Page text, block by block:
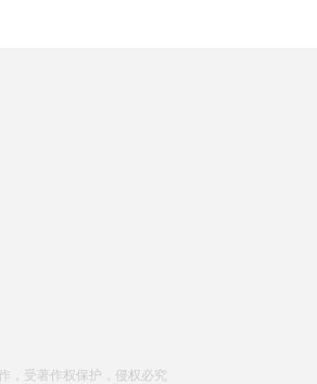
，受著作权保护，侵权必究